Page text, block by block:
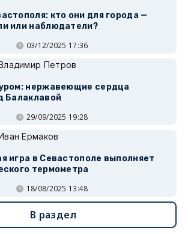
кто они для города —
или наблюдатели?
03/12/2025 17:36
Петров
нержавеющие сердца
Балаклавой
29/09/2025 19:28
Ермаков
игра в Севастополе выполняет
термометра
18/08/2025 13:48
В раздел